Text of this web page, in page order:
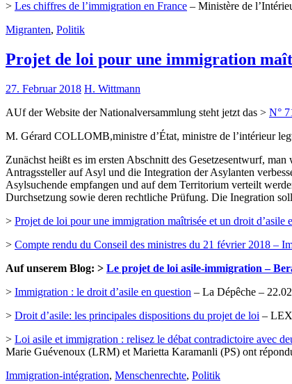
> Les chiffres de l’immigration en France – Ministère de
Migranten, Politik
Projet de loi pour une immigration
27. Februar 2018 H. Wittmann
AUf der Website der Nationalversammlung steht jetzt das > N°
M. Gérard COLLOMB,ministre d’État, ministre de l’intérieur
Zunächst heißt es im ersten Abschnitt des Gesetzesentwurf,
Antragssteller auf Asyl und die Integration der Asylanten
Asylsuchende empfangen und auf dem Territorium verteilt
Durchsetzung sowie deren rechtliche Prüfung. Die Inegration
> Projet de loi pour une immigration maîtrisée et un droit d’asile
> Compte rendu du Conseil des ministres du 21 février 2018 –
Auf unserem Blog: > Le projet de loi asile-immigration –
> Immigration : le droit d’asile en question – La Dépêche –
> Droit d’asile: les principales dispositions du projet de loi –
> Loi asile et immigration : relisez le débat contradictoire avec
Marie Guévenoux (LRM) et Marietta Karamanli (PS) ont
Immigration-intégration, Menschenrechte, Politik